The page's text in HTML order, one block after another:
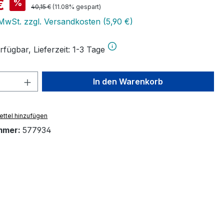
% Regulärer Preis:
40,15 € (11.08% gespart)
zzgl. Versandkosten (5,90 €)
Lieferzeit: 1-3 Tage
Anzahl: Gib den gewünschten Wert
In den Warenkorb
hinzufügen
577934